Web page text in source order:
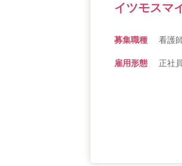
イツモスマ
募集職種 看護
雇用形態 正社員